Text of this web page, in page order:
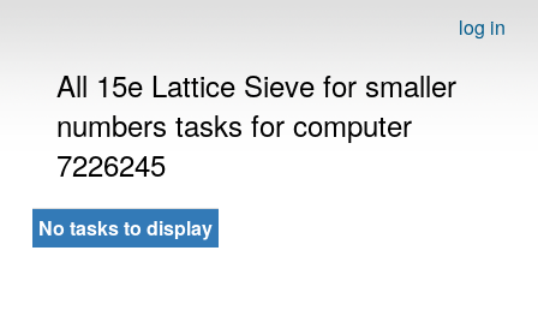
log in
All 15e Lattice Sieve for smaller
numbers tasks for computer
7226245
No tasks to display